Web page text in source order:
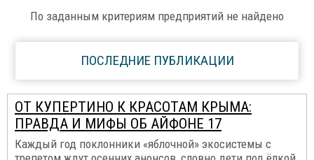
По заданным критериям предприятий не найдено
ПОСЛЕДНИЕ ПУБЛИКАЦИИ
ОТ КУПЕРТИНО К КРАСОТАМ КРЫМА:
ПРАВДА И МИФЫ ОБ АЙФОНЕ 17
Каждый год поклонники «яблочной» экосистемы с